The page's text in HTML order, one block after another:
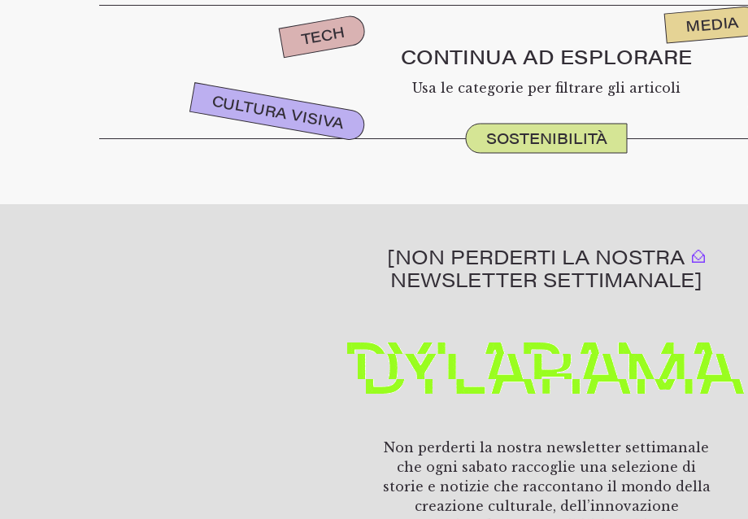
CONTINUA AD ESPLORARE
Usa le categorie per filtrare gli articoli
SOSTENIBILITÀ
TECH MEDIA
CULTURA VISIVA
[NON PERDERTI LA NOSTRA
NEWSLETTER SETTIMANALE]
Non perderti la nostra newsletter settimanale
che ogni sabato raccoglie una selezione di
storie e notizie che raccontano il mondo della
creazione culturale, dell’innovazione